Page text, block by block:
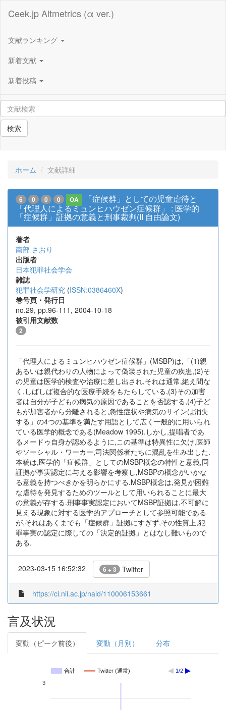
Ceek.jp Altmetrics (α ver.)
文献ランキング
新着文献
新着投稿
検索
ホーム 文献詳細
6 0 0 0 OA
「症候群」としての児童虐待と
「代理人によるミュンヒハウゼン症候群」 : 医学的
「症候群」証拠の意義と刑事裁判(II 自由論文)
著者
南部 さおり
出版者
日本犯罪社会学会
雑誌
犯罪社会学研究 (ISSN:0386460X)
巻号頁・発行日
no.29, pp.96-111, 2004-10-18
被引用文献数
2
「代理人によるミュンヒハウゼン症候群」(MSBP)は,「(1)親
あるいは親代わりの人物によって偽装された児童の疾患,(2)そ
の児童は医学的検査や治療に差し出され,それは通常,絶え間な
く,しばしば複合的な医療手続をもたらしている,(3)その加害
者は自分が子どもの病気の原因であることを否認する,(4)子ど
もが加害者から分離されると,急性症状や病気のサインは消失
する」の4つの基準を満たす用語として広く一般的に用いられ
ている医学的概念である(Meadow 1995).しかし,提唱者であ
るメードゥ自身が認めるように,この基準は特異性に欠け,医師
やソーシャル・ワーカー,司法関係者たちに混乱を生み出した.
本稿は,医学的「症候群」としてのMSBP概念の特性と意義,同
証拠が事実認定に与える影響を考察し,MSBPの概念がいかな
る意義を持つべきかを明らかにする.MSBP概念は,発見が困難
な虐待を発見するためのツールとして用いられることに最大
の意義が存する.刑事事実認定においてMSBP証拠は,不可解に
見える現象に対する医学的アプローチとして参照可能である
が,それはあくまでも「症候群」証拠にすぎず,その性質上,犯
罪事実の認定に際しての「決定的証拠」とはなし難いもので
ある.
2023-03-15 16:52:32 6 + 3 Twitter
https://ci.nii.ac.jp/naid/110006153661
言及状況
変動（ピーク前後） 変動（月別） 分布
合計 Twitter (通常) 1/2
3